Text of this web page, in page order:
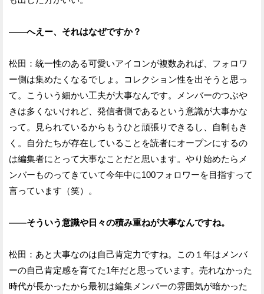
——へえー、それはなぜですか？
松田：統一性のある可愛いアイコンが複数あれば、フォロワ
ー側は集めたくなるでしょ。コレクション性を出そうと思っ
て。こういう細かい工夫が大事なんです。メンバーのつぶや
きは多くないけれど、発信者側であるという意識が大事かな
って。見られているからもうひと頑張りできるし、自制もき
く。自分たちが存在していることを読者にオープンにするの
は編集者にとって大事なことだと思います。やり始めたらメ
ンバーものってきていて今年中に100フォロワーを目指すって
言っています（笑）。
——そういう意識や日々の積み重ねが大事なんですね。
松田：あと大事なのは自己肯定力ですね。この１年はメンバ
ーの自己肯定感を育てた1年だと思っています。売れなかった
時代が長かったから最初は編集メンバーの雰囲気が暗かった